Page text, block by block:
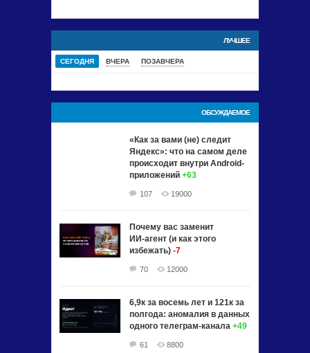
ЛУЧШЕЕ
СЕГОДНЯ ВЧЕРА ПОЗАВЧЕРА
ОБСУЖДАЕМОЕ
«Как за вами (не) следит
Яндекс»: что на самом деле
происходит внутри Android-
приложений +63
107 19000
Почему вас заменит
ИИ‑агент (и как этого
избежать) -7
70 12000
6,9к за восемь лет и 121к за
полгода: аномалия в данных
одного телеграм-канала +49
61 8800